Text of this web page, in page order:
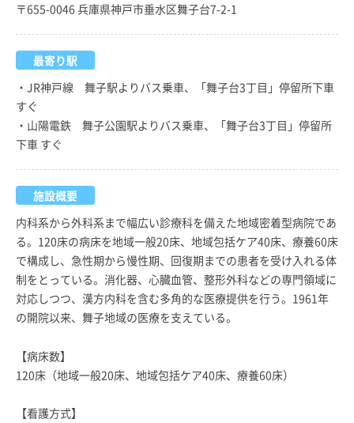
〒655-0046 兵庫県神戸市垂水区舞子台7-2-1
最寄り駅
・JR神戸線 舞子駅よりバス乗車、「舞子台3丁目」停留所下車
すぐ
・山陽電鉄 舞子公園駅よりバス乗車、「舞子台3丁目」停留所
下車 すぐ
施設概要
内科系から外科系まで幅広い診療科を備えた地域密着型病院であ
る。120床の病床を地域一般20床、地域包括ケア40床、療養60床
で構成し、急性期から慢性期、回復期までの患者を受け入れる体
制をとっている。消化器、心臓血管、整形外科などの専門領域に
対応しつつ、漢方内科を含む多角的な医療提供を行う。1961年
の開院以来、舞子地域の医療を支えている。
【病床数】
120床（地域一般20床、地域包括ケア40床、療養60床）
【看護方式】